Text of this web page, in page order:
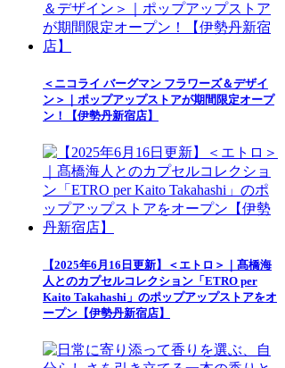
＜ニコライ バーグマン フラワーズ＆デザイ
ン＞｜ポップアップストアが期間限定オープ
ン！【伊勢丹新宿店】
【2025年6月16日更新】＜エトロ＞｜髙橋海
人とのカプセルコレクション「ETRO per
Kaito Takahashi」のポップアップストアをオ
ープン【伊勢丹新宿店】